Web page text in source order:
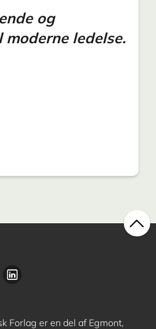
og
ledelse.
Forlag er en del af Egmont,